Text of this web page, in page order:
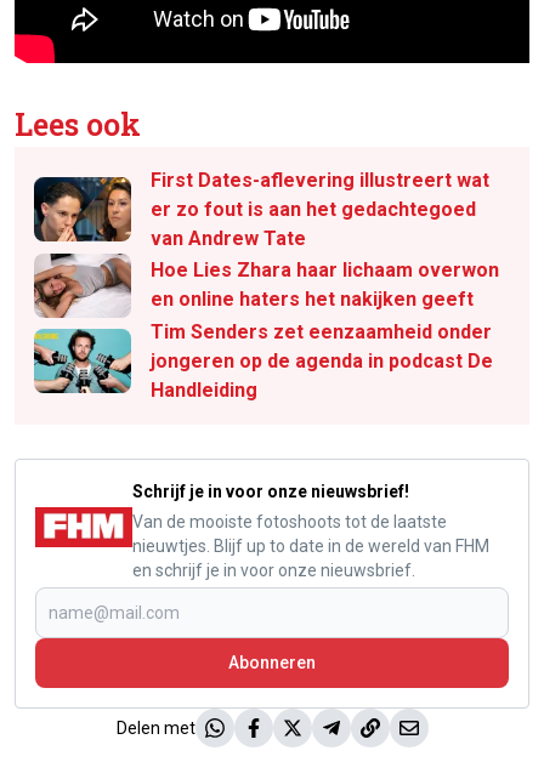
Lees ook
First Dates-aflevering illustreert wat
er zo fout is aan het gedachtegoed
van Andrew Tate
Hoe Lies Zhara haar lichaam overwon
en online haters het nakijken geeft
Tim Senders zet eenzaamheid onder
jongeren op de agenda in podcast De
Handleiding
Schrijf je in voor onze nieuwsbrief!
Van de mooiste fotoshoots tot de laatste
nieuwtjes. Blijf up to date in de wereld van FHM
en schrijf je in voor onze nieuwsbrief.
Abonneren
Delen met